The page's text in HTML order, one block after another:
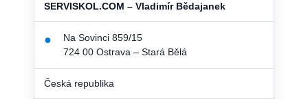
SERVISKOL.COM – Vladimír Bědajanek
●
Na Sovinci 859/15
724 00 Ostrava – Stará Bělá
Česká republika